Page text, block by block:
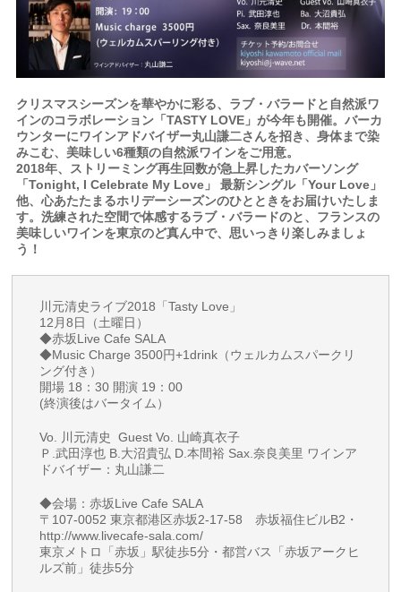
クリスマスシーズンを華やかに彩る、ラブ・バラードと自然派ワ
インのコラボレーション「TASTY LOVE」が今年も開催。バーカ
ウンターにワインアドバイザー丸山謙二さんを招き、身体まで染
みこむ、美味しい6種類の自然派ワインをご用意。
2018年、ストリーミング再生回数が急上昇したカバーソング
「Tonight, I Celebrate My Love」 最新シングル「Your Love」
他、心あたたまるホリデーシーズンのひとときをお届けいたしま
す。洗練された空間で体感するラブ・バラードのと、フランスの
美味しいワインを東京のど真ん中で、思いっきり楽しみましょ
う！
川元清史ライブ2018「Tasty Love」
12月8日（土曜日）
◆赤坂Live Cafe SALA
◆Music Charge 3500円+1drink（ウェルカムスパークリ
ング付き）
開場 18：30 開演 19：00
(終演後はバータイム）
Vo. 川元清史 Guest Vo. 山崎真衣子
Ｐ.武田淳也 B.大沼貴弘 D.本間裕 Sax.奈良美里 ワインア
ドバイザー：丸山謙二
◆会場：赤坂Live Cafe SALA
〒107-0052 東京都港区赤坂2-17-58 赤坂福住ビルB2・
http://www.livecafe-sala.com/
東京メトロ「赤坂」駅徒歩5分・都営バス「赤坂アークヒ
ルズ前」徒歩5分